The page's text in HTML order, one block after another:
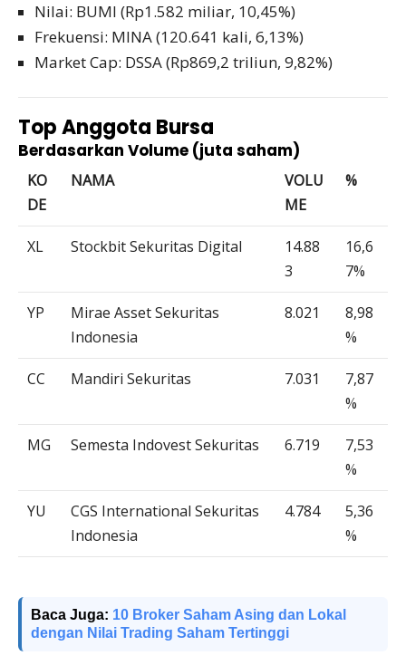
Nilai: BUMI (Rp1.582 miliar, 10,45%)
Frekuensi: MINA (120.641 kali, 6,13%)
Market Cap: DSSA (Rp869,2 triliun, 9,82%)
Top Anggota Bursa
Berdasarkan Volume (juta saham)
KO
DE
NAMA
VOLU
ME
%
XL Stockbit Sekuritas Digital
14.88
3
16,6
7%
YP
Mirae Asset Sekuritas
Indonesia
8.021
8,98
%
CC Mandiri Sekuritas 7.031
7,87
%
MG Semesta Indovest Sekuritas 6.719
7,53
%
YU
CGS International Sekuritas
Indonesia
4.784
5,36
%
Baca Juga: 10 Broker Saham Asing dan Lokal
dengan Nilai Trading Saham Tertinggi